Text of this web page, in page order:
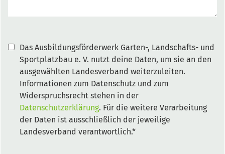
Das Ausbildungsförderwerk Garten-, Landschafts- und
Sportplatzbau e. V. nutzt deine Daten, um sie an den
ausgewählten Landesverband weiterzuleiten.
Informationen zum Datenschutz und zum
Widerspruchsrecht stehen in der
Datenschutzerklärung. Für die weitere Verarbeitung
der Daten ist ausschließlich der jeweilige
Landesverband verantwortlich.*